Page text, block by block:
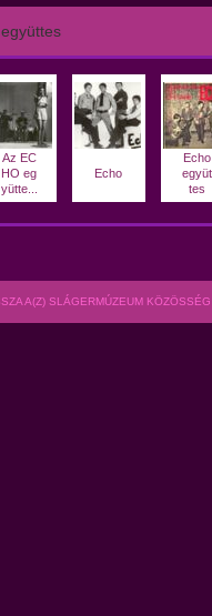
Az EC
HO eg
yütte...
Echo
Echo
együt
tes
A(Z) SLÁGERMÚZEUM